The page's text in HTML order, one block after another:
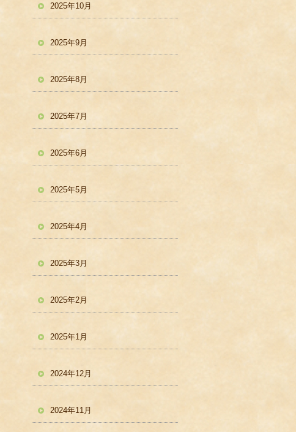
2025年10月
2025年9月
2025年8月
2025年7月
2025年6月
2025年5月
2025年4月
2025年3月
2025年2月
2025年1月
2024年12月
2024年11月